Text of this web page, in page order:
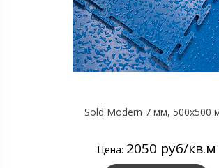
Sold Modern 7 мм, 500х500
Цена: 2050 руб/кв.м